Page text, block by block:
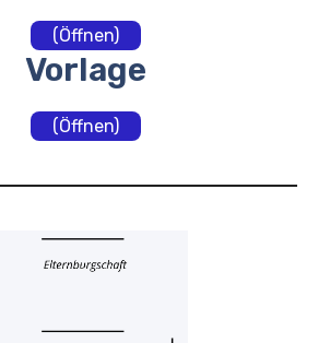
(Öffnen)
Vorlage
(Öffnen)